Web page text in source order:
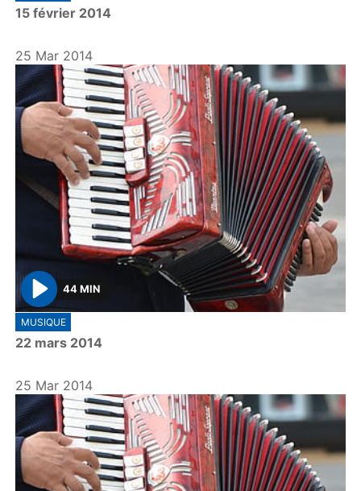
a
15 février 2014
25 Mar 2014
P
l
a
44 MIN
MUSIQUE
22 mars 2014
25 Mar 2014